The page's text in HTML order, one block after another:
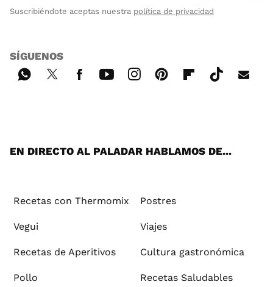
Suscribiéndote aceptas nuestra política de privacidad
SÍGUENOS
EN DIRECTO AL PALADAR HABLAMOS DE...
Recetas con Thermomix Postres
Vegui Viajes
Recetas de Aperitivos Cultura gastronómica
Pollo Recetas Saludables